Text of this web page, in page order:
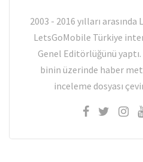
2003 - 2016 yılları
LetsGoMobile Türkiye
Genel Editörlüğünü
binin üzerinde haber
inceleme dosyası